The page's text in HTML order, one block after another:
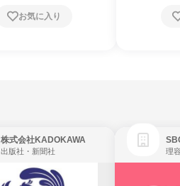
お気に入り
株式会社KADOKAWA
出版社・新聞社